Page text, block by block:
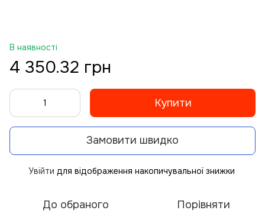
В наявності
4 350.32 грн
Купити
Замовити швидко
Увійти для відображення накопичувальної знижки
До обраного Порівняти